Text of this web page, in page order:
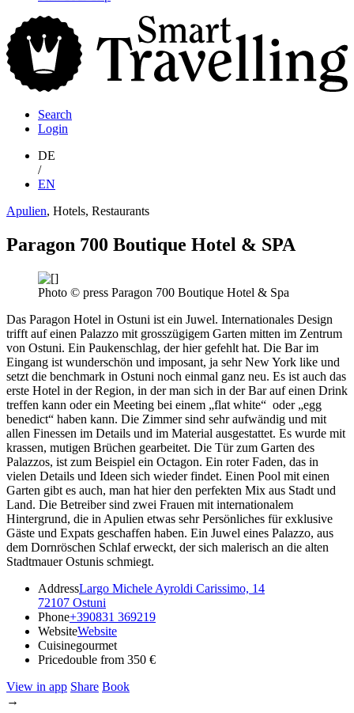
Search
Login
DE
/
EN
Apulien, Hotels, Restaurants
Paragon 700 Boutique Hotel & SPA
Photo © press Paragon 700 Boutique Hotel & Spa
Das Paragon Hotel in Ostuni ist ein Juwel. Internationales Design
trifft auf einen Palazzo mit grosszügigem Garten mitten im Zentrum
von Ostuni. Ein Paukenschlag, der hier gefehlt hat. Die Bar im
Eingang ist wunderschön und imposant, ja sehr New York like und
setzt die benchmark in Ostuni noch einmal ganz neu. Es ist auch das
erste Hotel in der Region, in der man sich in der Bar auf einen Drink
treffen kann oder ein Meeting bei einem „flat white“ oder „egg
benedict“ haben kann. Die Zimmer sind sehr aufwändig und mit
allen Finessen im Details und im Material ausgestattet. Es wurde mit
krassen, mutigen Brüchen gearbeitet. Die Tür zum Garten des
Palazzos, ist zum Beispiel ein Octagon. Ein roter Faden, das in
vielen Details und Ideen sich wieder findet. Einen Pool mit einen
Garten gibt es auch, man hat hier den perfekten Mix aus Stadt und
Land. Die Betreiber sind zwei Frauen mit internationalem
Hintergrund, die in Apulien etwas sehr Persönliches für exklusive
Gäste und Expats geschaffen haben. Ein Juwel eines Palazzo, aus
dem Dornröschen Schlaf erweckt, der sich malerisch an die alten
Stadtmauer Ostunis schmiegt.
AddressLargo Michele Ayroldi Carissimo, 14
72107 Ostuni
Phone+390831 369219
WebsiteWebsite
Cuisinegourmet
Pricedouble from 350 €
View in app Share Book
→